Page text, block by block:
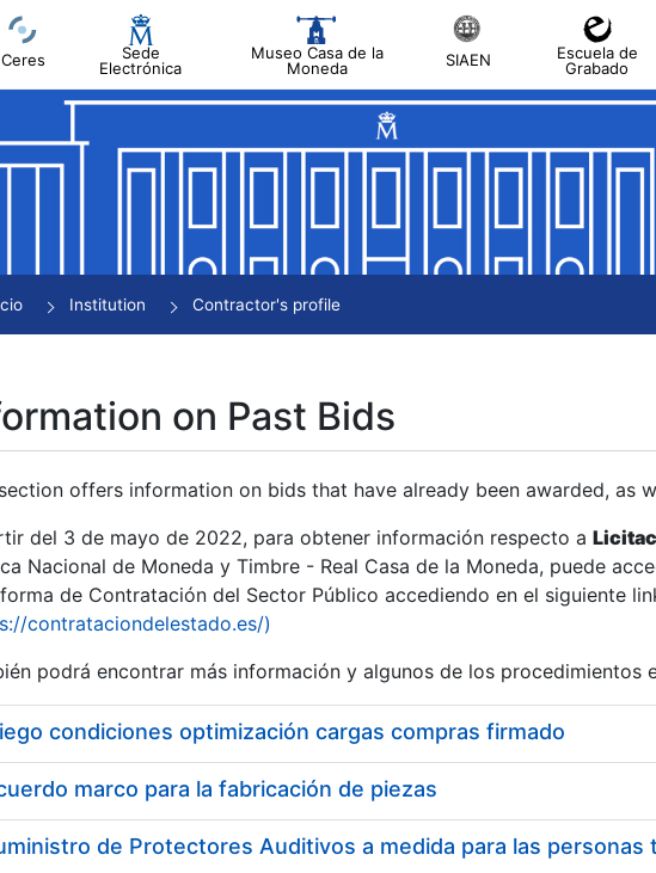
Ceres
Sede
Electrónica
Museo Casa de la
Moneda
SIAEN
Escuela de
Grabado
Hide
Hide
Show/Hide
Hide
Institution Contractor's profile
on Past Bids
offers information on bids that have already been awarded, as
del 3 de mayo de 2022, para obtener información respecto a
Nacional de Moneda y Timbre - Real Casa de la Moneda, puede
de Contratación del Sector Público accediendo en el siguiente
contrataciondelestado.es/)
podrá encontrar más información y algunos de los procedimientos
condiciones optimización cargas compras firmado
marco para la fabricación de piezas